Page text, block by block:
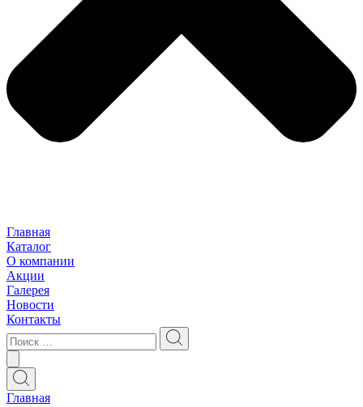
Главная
Каталог
О компании
Акции
Галерея
Новости
Контакты
Главная